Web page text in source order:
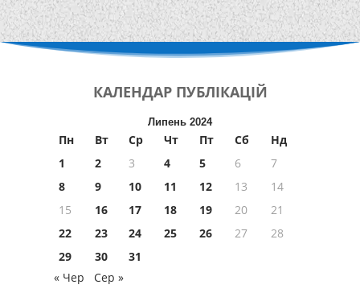
КАЛЕНДАР ПУБЛІКАЦІЙ
Липень 2024
Пн Вт Ср Чт Пт Сб
Нд
1
2 3 4 5 6
7
8
9 10 11 12 13
14
15
16 17 18 19 20
21
22
23 24 25 26 27
28
29
30
31
« Чер
Сер »